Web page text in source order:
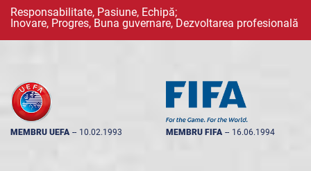
Responsabilitate, Pasiune, Echipă;
Inovare, Progres, Buna guvernare, Dezvoltarea profesională
MEMBRU UEFA -- 10.02.1993 MEMBRU FIFA -- 16.06.1994